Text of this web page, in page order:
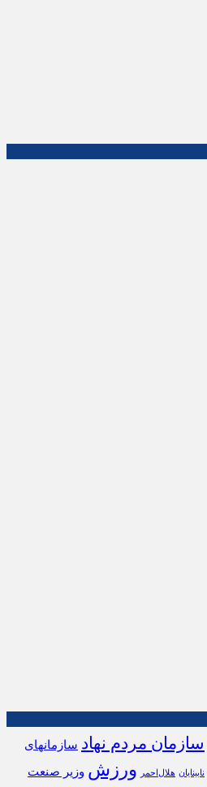
سازمان مردم نهاد سازمانهای
نابینایان هلال‌احمر ورزش وزیر صنعت